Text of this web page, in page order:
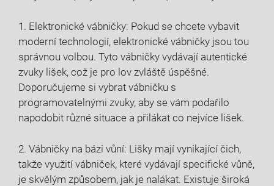
1. Elektronické vábničky: Pokud se chcete vybavit
moderní technologií, elektronické vábničky jsou tou
správnou volbou. Tyto vábničky vydávají autentické
zvuky lišek, což je pro lov zvláště úspěšné.
Doporučujeme si vybrat vábničku s
programovatelnými zvuky, aby se vám podařilo
napodobit různé situace a přilákat co nejvíce lišek.
2. Vábničky na bázi vůní: Lišky mají vynikající čich,
takže využití vábniček, které vydávají specifické vůně,
je skvělým způsobem, jak je nalákat. Existuje široká